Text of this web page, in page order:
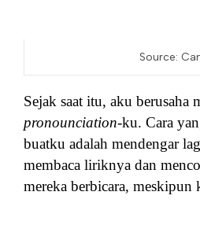
Source:
Sejak saat itu, aku berusaha
pronounciation-ku. Cara
buatku adalah mendengar
membaca liriknya dan
mereka berbicara, meskipun